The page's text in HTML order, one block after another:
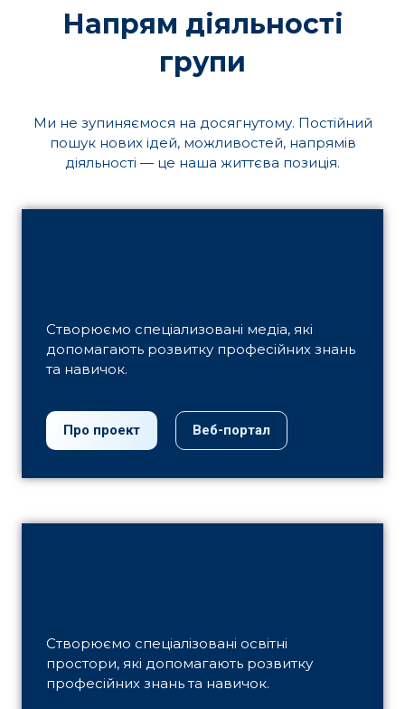
Напрям діяльності
групи
Ми не зупиняємося на досягнутому. Постійний
пошук нових ідей, можливостей, напрямів
діяльності — це наша життєва позиція.
Створюємо спеціализовані медіа, які
допомагають розвитку професійних знань
та навичок.
Про проект Веб-портал
Створюємо спеціалізовані освітні
простори, які допомагають розвитку
професійних знань та навичок.